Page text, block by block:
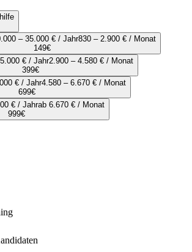
– 35.000 € / Jahr830 – 2.900 € / Monat
149€
€ / Jahr2.900 – 4.580 € / Monat
399€
€ / Jahr4.580 – 6.670 € / Monat
699€
€ / Jahrab 6.670 € / Monat
999€